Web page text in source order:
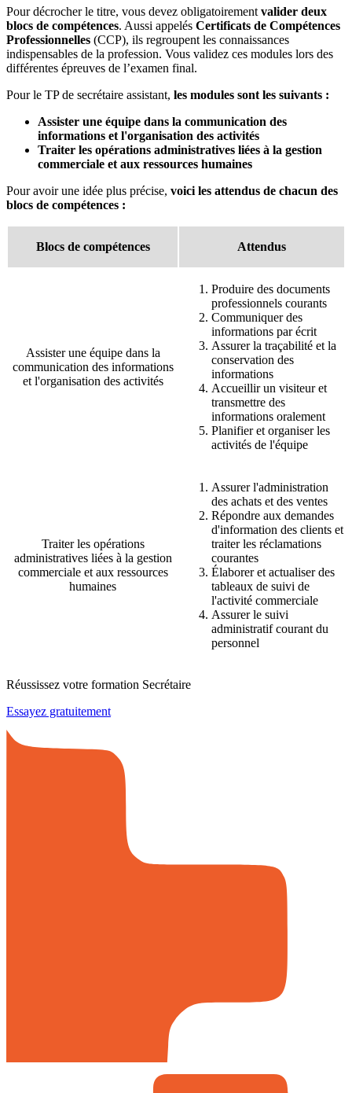
Pour décrocher le titre, vous devez obligatoirement valider deux
blocs de compétences. Aussi appelés Certificats de Compétences
Professionnelles (CCP), ils regroupent les connaissances
indispensables de la profession. Vous validez ces modules lors des
différentes épreuves de l’examen final.
Pour le TP de secrétaire assistant, les modules sont les suivants :
Assister une équipe dans la communication des
informations et l'organisation des activités
Traiter les opérations administratives liées à la gestion
commerciale et aux ressources humaines
Pour avoir une idée plus précise, voici les attendus de chacun des
blocs de compétences :
Blocs de compétences Attendus
Assister une équipe dans la
communication des informations
et l'organisation des activités
Produire des documents
professionnels courants
Communiquer des
informations par écrit
Assurer la traçabilité et la
conservation des
informations
Accueillir un visiteur et
transmettre des
informations oralement
Planifier et organiser les
activités de l'équipe
Traiter les opérations
administratives liées à la gestion
commerciale et aux ressources
humaines
Assurer l'administration
des achats et des ventes
Répondre aux demandes
d'information des clients et
traiter les réclamations
courantes
Élaborer et actualiser des
tableaux de suivi de
l'activité commerciale
Assurer le suivi
administratif courant du
personnel
Réussissez votre formation Secrétaire
Essayez gratuitement